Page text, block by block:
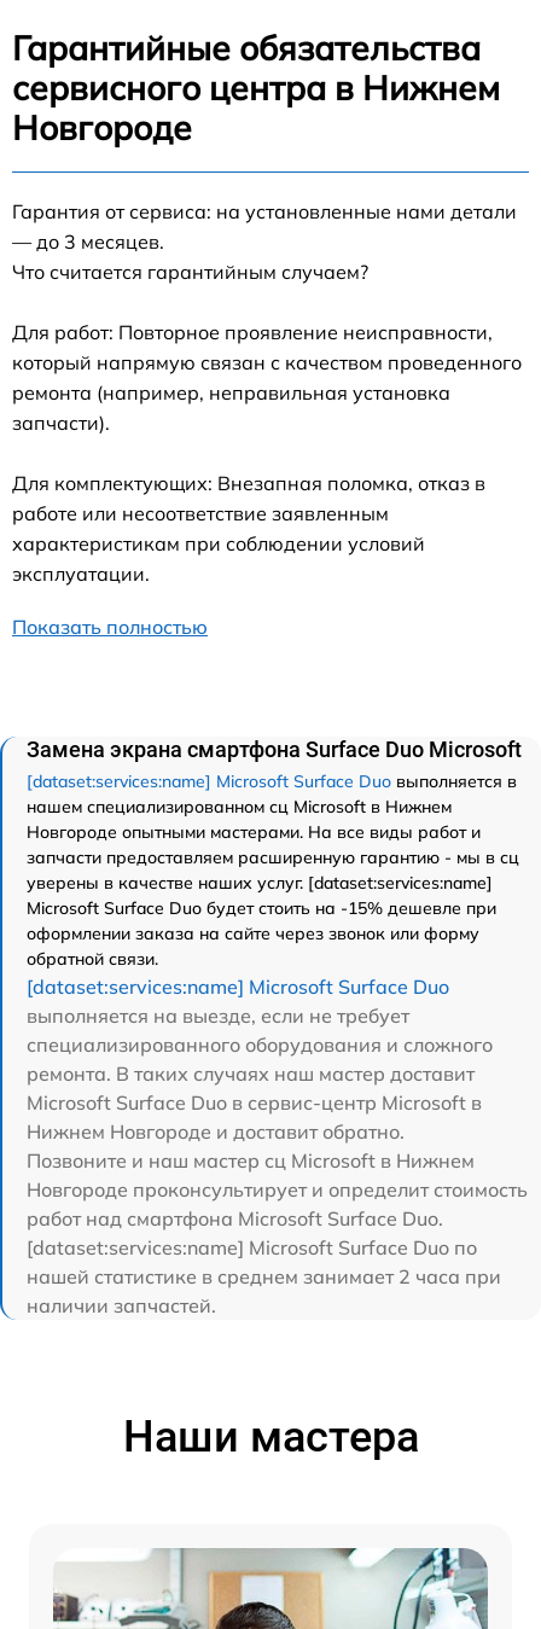
Гарантийные обязательства
сервисного центра в Нижнем
Новгороде
Гарантия от сервиса: на установленные нами детали
— до 3 месяцев.
Что считается гарантийным случаем?
Для работ: Повторное проявление неисправности,
который напрямую связан с качеством проведенного
ремонта (например, неправильная установка
запчасти).
Для комплектующих: Внезапная поломка, отказ в
работе или несоответствие заявленным
характеристикам при соблюдении условий
эксплуатации.
Показать полностью
Замена экрана смартфона Surface Duo Microsoft
[dataset:services:name] Microsoft Surface Duo выполняется в
нашем специализированном сц Microsoft в Нижнем
Новгороде опытными мастерами. На все виды работ и
запчасти предоставляем расширенную гарантию - мы в сц
уверены в качестве наших услуг. [dataset:services:name]
Microsoft Surface Duo будет стоить на -15% дешевле при
оформлении заказа на сайте через звонок или форму
обратной связи.
[dataset:services:name] Microsoft Surface Duo
выполняется на выезде, если не требует
специализированного оборудования и сложного
ремонта. В таких случаях наш мастер доставит
Microsoft Surface Duo в сервис-центр Microsoft в
Нижнем Новгороде и доставит обратно.
Позвоните и наш мастер сц Microsoft в Нижнем
Новгороде проконсультирует и определит стоимость
работ над смартфона Microsoft Surface Duo.
[dataset:services:name] Microsoft Surface Duo по
нашей статистике в среднем занимает 2 часа при
наличии запчастей.
Наши мастера